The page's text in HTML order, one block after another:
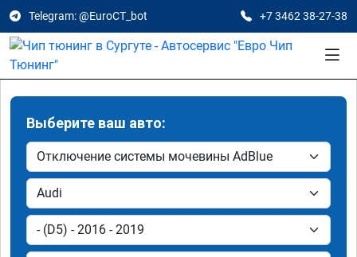
Telegram: @EuroCT_bot +7 3462 38-27-38
Выберите ваш авто: